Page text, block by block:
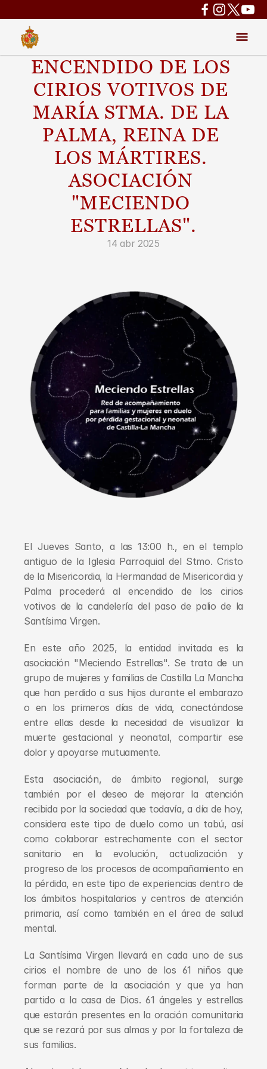
ENCENDIDO DE LOS
CIRIOS VOTIVOS DE
MARÍA STMA. DE LA
PALMA, REINA DE
LOS MÁRTIRES.
ASOCIACIÓN
"MECIENDO
ESTRELLAS".
14 abr 2025
El Jueves Santo, a las 13:00 h., en el templo
antiguo de la Iglesia Parroquial del Stmo. Cristo
de la Misericordia, la Hermandad de Misericordia y
Palma procederá al encendido de los cirios
votivos de la candelería del paso de palio de la
Santísima Virgen.
En este año 2025, la entidad invitada es la
asociación "Meciendo Estrellas". Se trata de un
grupo de mujeres y familias de Castilla La Mancha
que han perdido a sus hijos durante el embarazo
o en los primeros días de vida, conectándose
entre ellas desde la necesidad de visualizar la
muerte gestacional y neonatal, compartir ese
dolor y apoyarse mutuamente.
Esta asociación, de ámbito regional, surge
también por el deseo de mejorar la atención
recibida por la sociedad que todavía, a día de hoy,
considera este tipo de duelo como un tabú, así
como colaborar estrechamente con el sector
sanitario en la evolución, actualización y
progreso de los procesos de acompañamiento en
la pérdida, en este tipo de experiencias dentro de
los ámbitos hospitalarios y centros de atención
primaria, así como también en el área de salud
mental.
La Santísima Virgen llevará en cada uno de sus
cirios el nombre de uno de los 61 niños que
forman parte de la asociación y que ya han
partido a la casa de Dios. 61 ángeles y estrellas
que estarán presentes en la oración comunitaria
que se rezará por sus almas y por la fortaleza de
sus familias.